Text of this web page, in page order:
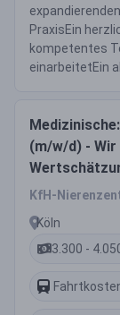
PraxisEin
kompetentes
einarbeitetEin
(m/w/d) - Wir
KfH-
Köln
3.300 -